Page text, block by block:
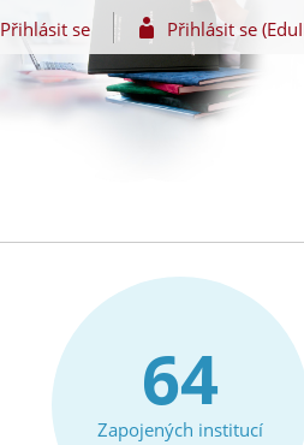
Přihlásit se Přihlásit se
64
Zapojených institucí